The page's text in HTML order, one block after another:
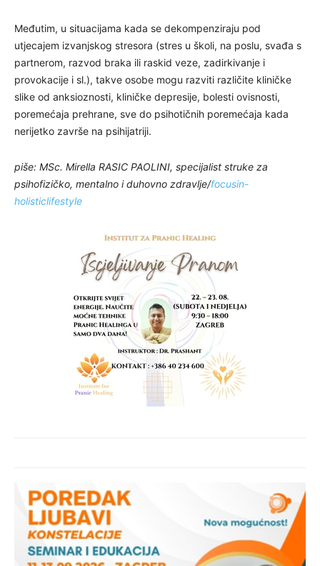
Međutim, u situacijama kada se dekompenziraju pod
utjecajem izvanjskog stresora (stres u školi, na poslu, svađa s
partnerom, razvod braka ili raskid veze, zadirkivanje i
provokacije i sl.), takve osobe mogu razviti različite kliničke
slike od anksioznosti, kliničke depresije, bolesti ovisnosti,
poremećaja prehrane, sve do psihotičnih poremećaja kada
nerijetko završe na psihijatriji.
piše: MSc. Mirella RASIC PAOLINI, specijalist struke za
psihofizičko, mentalno i duhovno zdravlje/focusin-
holisticlifestyle